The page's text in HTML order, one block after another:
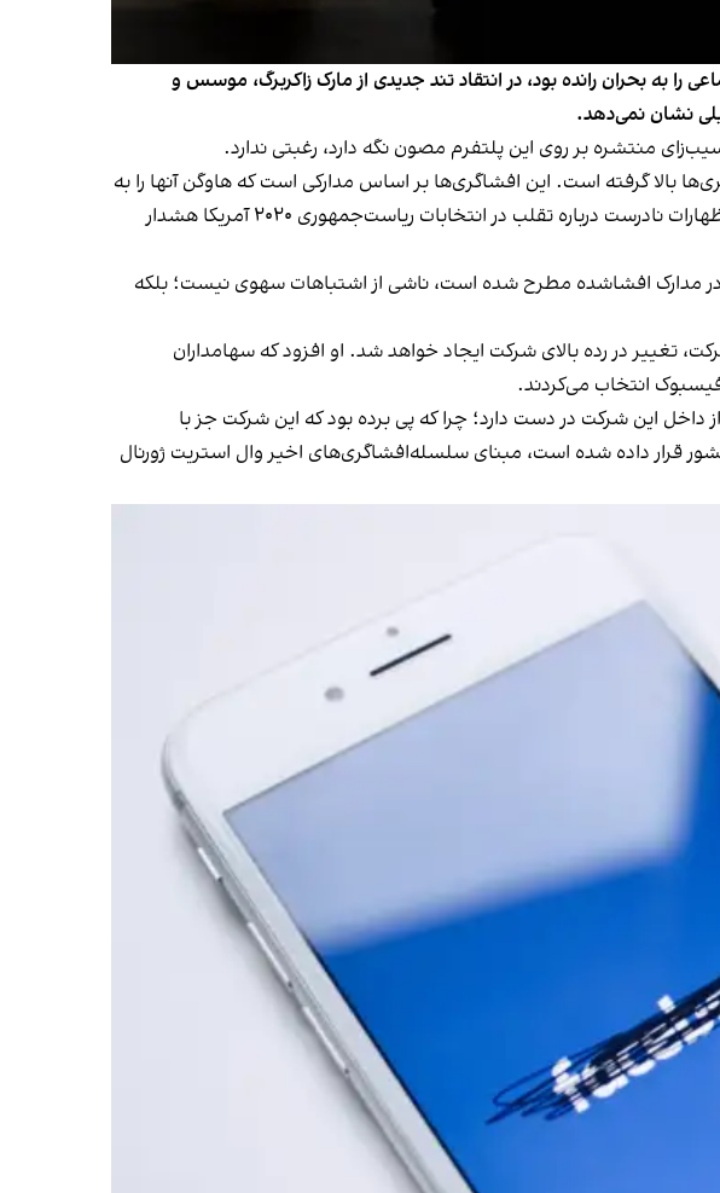
به بحران رانده بود، در انتقاد تند جدیدی از مارک زاکربرگ، موسس و
نشان نمی‌دهد.
منتشره بر روی این پلتفرم مصون نگه دارد، رغبتی ندارد.
پس از موج جدید افشاگری‌ها بالا گرفته است. این افشاگری‌ها بر اساس مدارکی است که هاوگن آنها را به
بیرون درز داده است. بنا بر گزارش نیویورک تایمز، کارکنان این شرکت دائما درباره لبریز شدن فیسبوک از اظهارات نادرست درباره تقلب در انتخابات ریاست‌جمهوری ۲۰۲۰ آمریکا هشدار
در مدارک افشاشده مطرح شده است، ناشی از اشتباهات سهوی نیست؛ بلکه
تغییر در رده‌ بالای شرکت ایجاد خواهد شد. او افزود که سهامداران
انتخاب می‌کردند.
مدرک از داخل این شرکت در دست دارد؛ چرا که پی برده بود که این شرکت جز با
قرار داده شده است، مبنای سلسله‌افشاگری‌های اخیر وال استریت ژورنال